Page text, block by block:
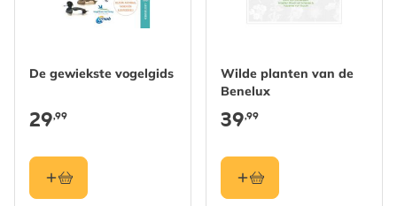
De gewiekste vogelgids
29,99
Wilde planten van de
Benelux
39,99